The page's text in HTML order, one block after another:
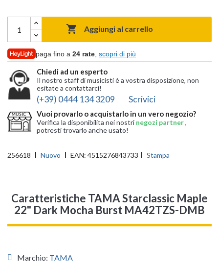
 Aggiungi al carrello
paga fino a24 rate ,scopri di più
Chiedi ad un esperto
Il nostro staff di musicisti è a vostra disposizione, non
esitate a contattarci!
(+39) 0444 134 3209 Scrivici
Vuoi provarlo o acquistarlo in un vero negozio?
Verifica la disponibilita nei nostri negozi partner,
potresti trovarlo anche usato!
256618 Nuovo EAN: 4515276843733 Stampa
Caratteristiche TAMA Starclassic Maple
22" Dark Mocha Burst MA42TZS-DMB
Marchio: TAMA